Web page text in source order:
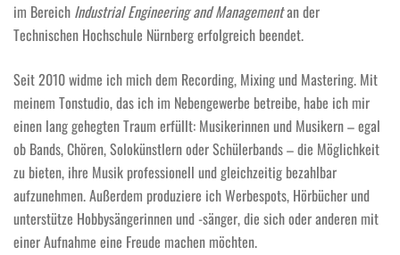
im Bereich Industrial Engineering and Managementan der
Technischen Hochschule Nürnberg erfolgreich beendet.
Seit 2010 widme ich mich dem Recording, Mixing und Mastering. Mit
meinem Tonstudio, das ich im Nebengewerbe betreibe, habe ich mir
einen lang gehegten Traum erfüllt: Musikerinnen und Musikern – egal
ob Bands, Chören, Solokünstlern oder Schülerbands – die Möglichkeit
zu bieten, ihre Musik professionell und gleichzeitig bezahlbar
aufzunehmen. Außerdem produziere ich Werbespots, Hörbücher und
unterstütze Hobbysängerinnen und -sänger, die sich oder anderen mit
einer Aufnahme eine Freude machen möchten.